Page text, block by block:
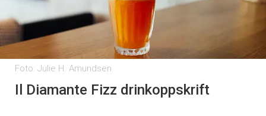
Foto: Julie H. Amundsen
Il Diamante Fizz drinkoppskrift